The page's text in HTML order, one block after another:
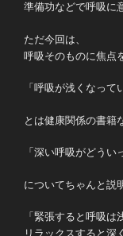
準備功などで呼吸に
ただ今回は、
呼吸そのものに焦点
「呼吸が浅くなって
とは健康関係の書籍
「深い呼吸がどうい
についてちゃんと説
「緊張すると呼吸は
リラックスすると深